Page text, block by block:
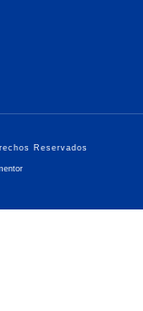
Reservados